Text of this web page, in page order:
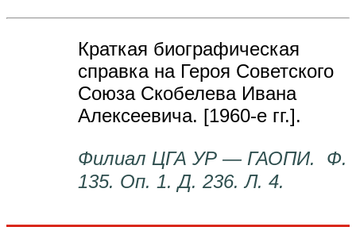
Краткая биографическая
справка на Героя Советского
Союза Скобелева Ивана
Алексеевича. [1960-е гг.].
Филиал ЦГА УР — ГАОПИ. Ф.
135. Оп. 1. Д. 236. Л. 4.